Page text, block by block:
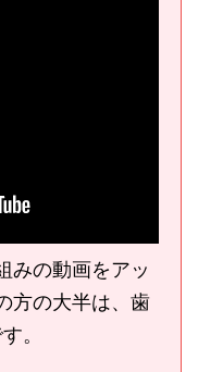
みの動画をアッ
方の大半は、歯
。